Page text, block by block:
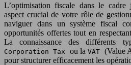
L’optimisation fiscale dans le
aspect crucial de votre rôle de
naviguer dans un système fiscal
opportunités offertes tout en
La connaissance des différents
Corporation Tax ou laVAT (Value
pour structurer efficacement les